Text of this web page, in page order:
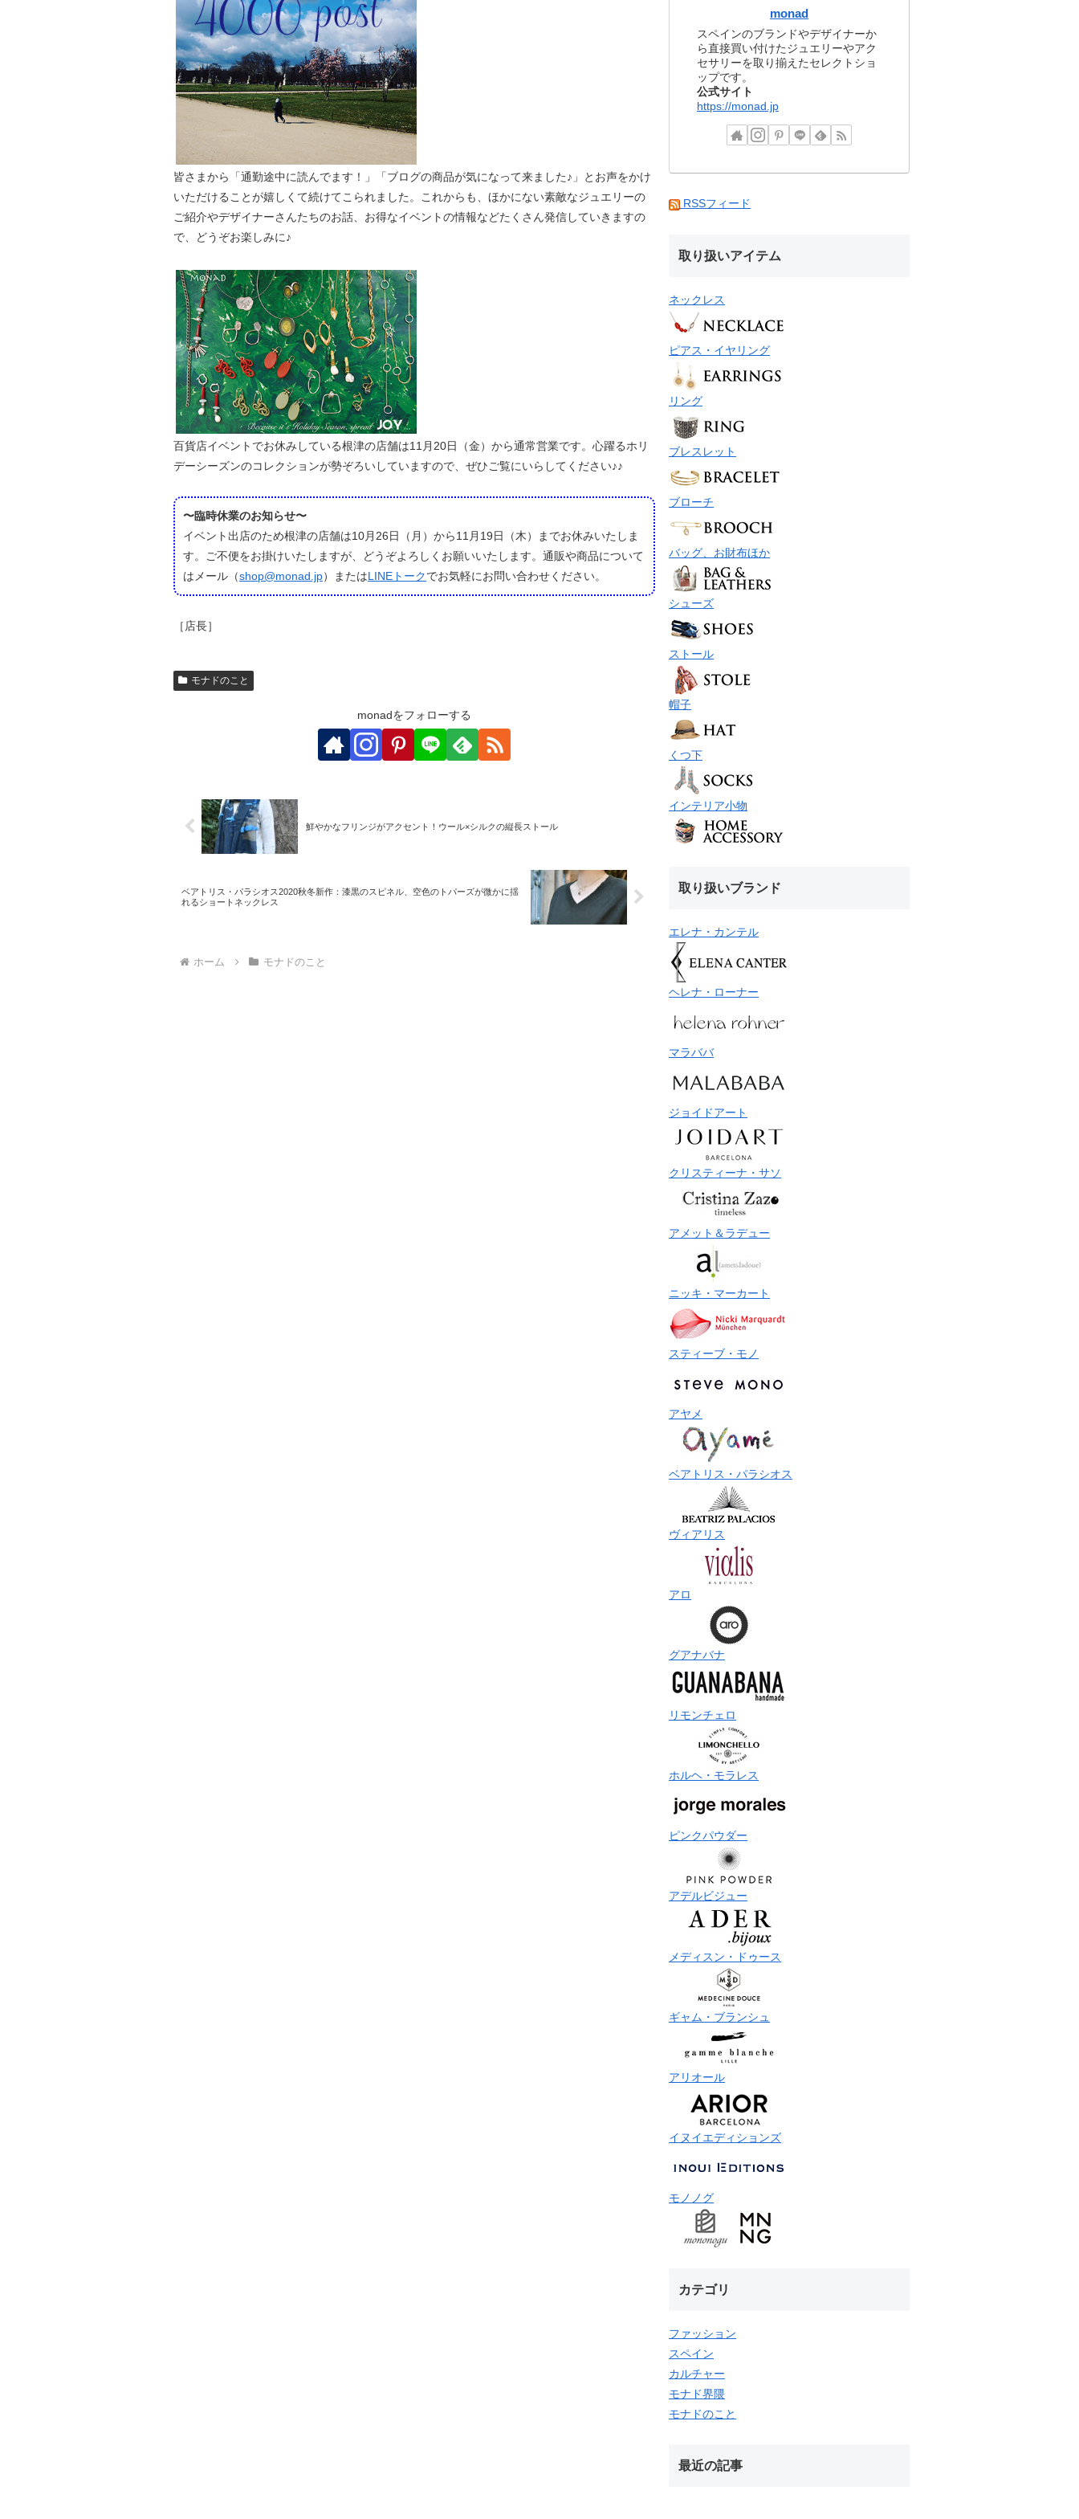
皆さまから「通勤途中に読んでます！」「ブログの商品が気になって来ました♪」とお声をかけ
いただけることが嬉しくて続けてこられました。これからも、ほかにない素敵なジュエリーの
ご紹介やデザイナーさんたちのお話、お得なイベントの情報などたくさん発信していきますの
で、どうぞお楽しみに♪
百貨店イベントでお休みしている根津の店舗は11月20日（金）から通常営業です。心躍るホリ
デーシーズンのコレクションが勢ぞろいしていますので、ぜひご覧にいらしてください♪♪
〜臨時休業のお知らせ〜
イベント出店のため根津の店舗は10月26日（月）から11月19日（木）までお休みいたしま
す。ご不便をお掛けいたしますが、どうぞよろしくお願いいたします。通販や商品について
はメール（shop@monad.jp）またはLINEトークでお気軽にお問い合わせください。
［店長］
モナドのこと
monadをフォローする
鮮やかなフリンジがアクセント！ウール×シルクの縦長ストール
ベアトリス・パラシオス2020秋冬新作：漆黒のスピネル、空色のトパーズが微かに揺
れるショートネックレス
ホーム モナドのこと
monad
スペインのブランドやデザイナーか
ら直接買い付けたジュエリーやアク
セサリーを取り揃えたセレクトショ
ップです。
公式サイト
https://monad.jp
RSSフィード
取り扱いアイテム
ネックレス
ピアス・イヤリング
リング
ブレスレット
ブローチ
バッグ、お財布ほか
シューズ
ストール
帽子
くつ下
インテリア小物
取り扱いブランド
エレナ・カンテル
ヘレナ・ローナー
マラババ
ジョイドアート
クリスティーナ・サソ
アメット＆ラデュー
ニッキ・マーカート
スティーブ・モノ
アヤメ
ベアトリス・パラシオス
ヴィアリス
アロ
グアナバナ
リモンチェロ
ホルヘ・モラレス
ピンクパウダー
アデルビジュー
メディスン・ドゥース
ギャム・ブランシュ
アリオール
イヌイエディションズ
モノノグ
カテゴリ
ファッション
スペイン
カルチャー
モナド界隈
モナドのこと
最近の記事